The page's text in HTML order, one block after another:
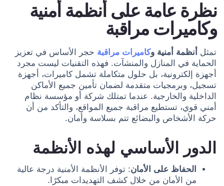
نظرة عامة على أنظمة أمنية
وكاميرات مراقبة
تمثل أنظمة أمنية وكاميرات مراقبة حجر الأساس في تعزيز
الحماية في المنازل والمنشآت. فهذه التقنيات ليست مجرد
أجهزة إلكترونية، بل حلول متكاملة تشمل كاميرات، أجهزة
تسجيل، وبرمجيات متقدمة لضمان تأمين جميع الأماكن
الداخلية والخارجية. عندما تمتلك شركة أو مؤسسة نظام
أمني قوي، تستطيع مراقبة جميع المواقع، والتأكد من أن
حركة الأشخاص والبضائع تتم بسلاسة وأمان.
الدور الأساسي لهذه الأنظمة
الحفاظ على الأمان: توفر الأنظمة الأمنية درجة عالية
من الأمان من خلال كشف التهديدات مبكرًا.